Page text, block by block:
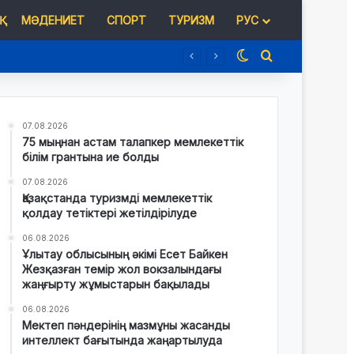
МӘДЕНИЕТ СПОРТ ТУРИЗМ РУС
Switch skin
Іздеу
07.08.2026
75 мыңнан астам талапкер мемлекеттік
білім грантына ие болды
07.08.2026
Қазақстанда туризмді мемлекеттік
қолдау тетіктері жетілдірілуде
06.08.2026
Ұлытау облысының әкімі Есет Байкен
Жезқазған темір жол вокзалындағы
жаңғырту жұмыстарын бақылады
06.08.2026
Мектеп пәндерінің мазмұны жасанды
интеллект бағытында жаңартылуда